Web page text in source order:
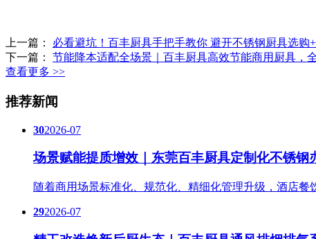
上一篇： 必看避坑！百丰厨具手把手教你 避开不锈钢厨具选购
下一篇： 节能降本适配全场景｜百丰厨具高效节能商用厨具，
查看更多 >>
推荐新闻
302026-07
场景赋能提质增效｜东莞百丰厨具定制化不锈
随着商用场景标准化、规范化、精细化管理升级，酒店
292026-07